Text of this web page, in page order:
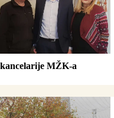
MŽK-a